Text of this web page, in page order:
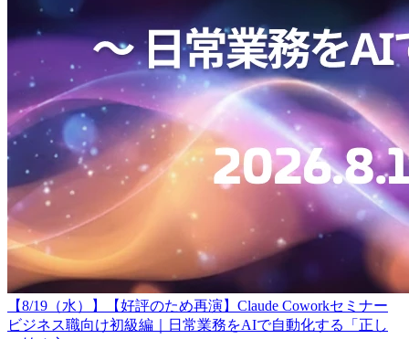
【8/19（水）】【好評のため再演】Claude Coworkセミナー
ビジネス職向け初級編｜日常業務をAIで自動化する「正し